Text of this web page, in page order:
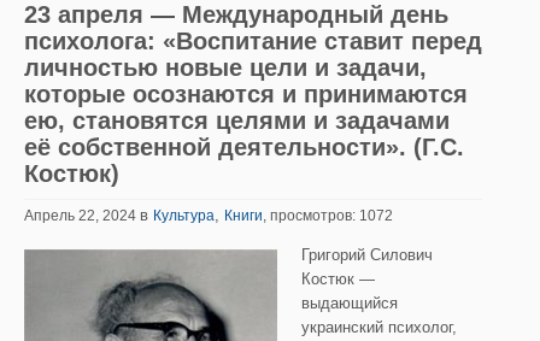
23 апреля — Международный день
психолога: «Воспитание ставит перед
личностью новые цели и задачи,
которые осознаются и принимаются
ею, становятся целями и задачами
её собственной деятельности». (Г.С.
Костюк)
Апрель 22, 2024 в Культура, Книги, просмотров: 1072
Григорий Силович
Костюк —
выдающийся
украинский психолог,